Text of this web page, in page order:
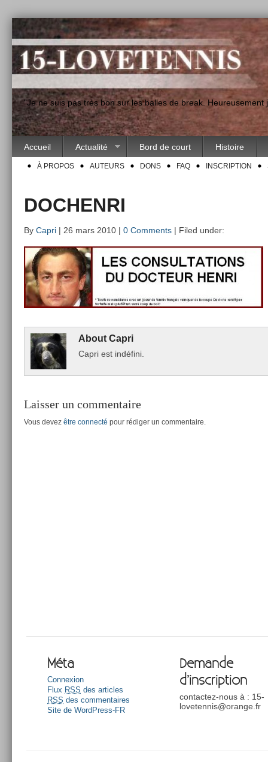
"Je ne suis pas très bon sur les balles de break.
Accueil Actualité Bord de court Histoire
À PROPOS AUTEURS DONS FAQ INSCRIPTION
DOCHENRI
By Capri | 26 mars 2010 | 0 Comments | Filed under:
About Capri
Capri est indéfini.
Laisser un commentaire
Vous devez être connecté pour rédiger un commentaire.
Méta
Connexion
Flux RSS des articles
RSS des commentaires
Site de WordPress-FR
Demande
d’inscription
contactez-nous à : 15-
lovetennis@orange.fr